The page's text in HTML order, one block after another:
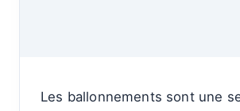
Les ballonnements sont une